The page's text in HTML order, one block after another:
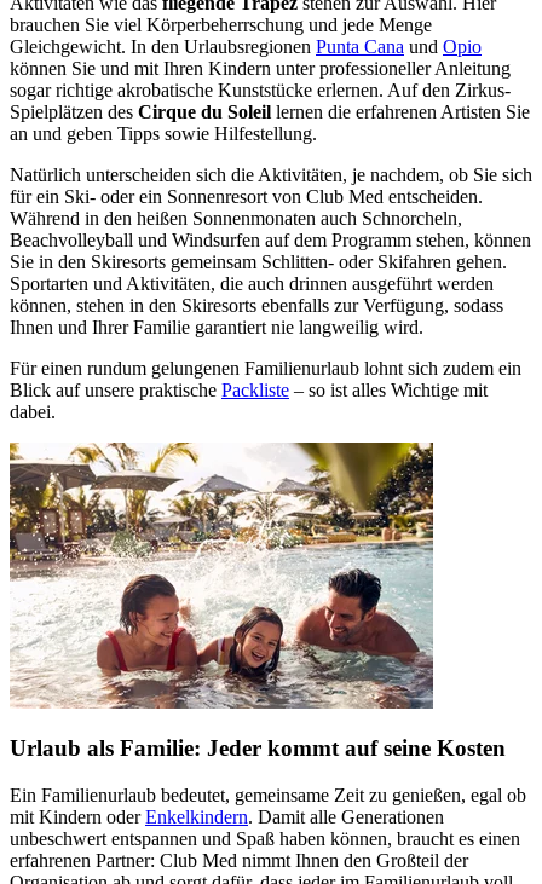
brauchen Sie viel Körperbeherrschung und jede Menge
Gleichgewicht. In den Urlaubsregionen Punta Cana und Opio
können Sie und mit Ihren Kindern unter professioneller Anleitung
sogar richtige akrobatische Kunststücke erlernen. Auf den Zirkus-
Spielplätzen des Cirque du Soleil lernen die erfahrenen Artisten Sie
an und geben Tipps sowie Hilfestellung.
Natürlich unterscheiden sich die Aktivitäten, je nachdem, ob Sie sich
für ein Ski- oder ein Sonnenresort von Club Med entscheiden.
Während in den heißen Sonnenmonaten auch Schnorcheln,
Beachvolleyball und Windsurfen auf dem Programm stehen, können
Sie in den Skiresorts gemeinsam Schlitten- oder Skifahren gehen.
Sportarten und Aktivitäten, die auch drinnen ausgeführt werden
können, stehen in den Skiresorts ebenfalls zur Verfügung, sodass
Ihnen und Ihrer Familie garantiert nie langweilig wird.
Für einen rundum gelungenen Familienurlaub lohnt sich zudem ein
Blick auf unsere praktische Packliste – so ist alles Wichtige mit
dabei.
Urlaub als Familie: Jeder kommt auf seine Kosten
Ein Familienurlaub bedeutet, gemeinsame Zeit zu genießen, egal ob
mit Kindern oderEnkelkindern. Damit alle Generationen
unbeschwert entspannen und Spaß haben können, braucht es einen
erfahrenen Partner: Club Med nimmt Ihnen den Großteil der